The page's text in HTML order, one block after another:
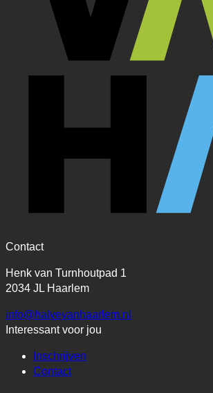
Contact
Henk van Turnhoutpad 1
2034 JL Haarlem
info@halvevanhaarlem.nl
Interessant voor jou
Inschrijven
Contact